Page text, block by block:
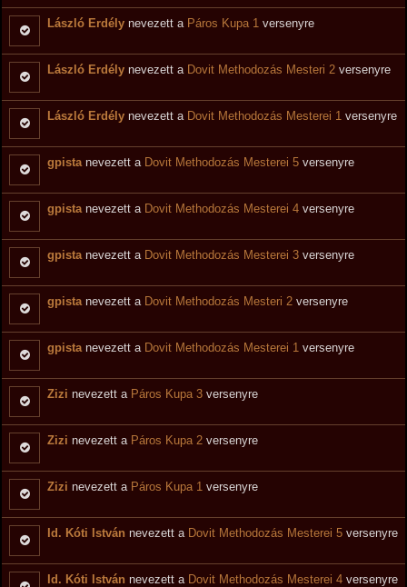
László Erdély nevezett a Páros Kupa 1 versenyre
László Erdély nevezett a Dovit Methodozás Mesteri 2 versenyre
László Erdély nevezett a Dovit Methodozás Mesterei 1 versenyre
gpistanevezett a Dovit Methodozás Mesterei 5 versenyre
gpistanevezett a Dovit Methodozás Mesterei 4 versenyre
gpistanevezett a Dovit Methodozás Mesterei 3 versenyre
gpistanevezett a Dovit Methodozás Mesteri 2 versenyre
gpistanevezett a Dovit Methodozás Mesterei 1 versenyre
Zizi nevezett a Páros Kupa 3 versenyre
Zizi nevezett a Páros Kupa 2 versenyre
Zizi nevezett a Páros Kupa 1 versenyre
Id. Kóti István nevezett a Dovit Methodozás Mesterei 5 versenyre
Id. Kóti István nevezett a Dovit Methodozás Mesterei 4 versenyre